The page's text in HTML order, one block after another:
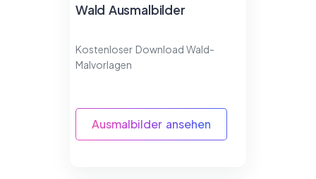
Wald Ausmalbilder
Kostenloser Download Wald-
Malvorlagen
Ausmalbilder ansehen